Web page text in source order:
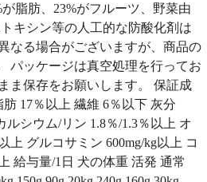
脂肪、23%がフルーツ、野菜由
キシン等の人工的な防酸化剤は
なる場合がございますが、商品の
パッケージは真空処理を行ってお
ま保存をお願いします。 保証成
17％以上 繊維 6％以下 灰分
ルシウム/リン 1.8％/1.3％以上 オ
上 グルコサミン 600mg/kg以上 コ
給与量/1日 犬の体重 活発 通常